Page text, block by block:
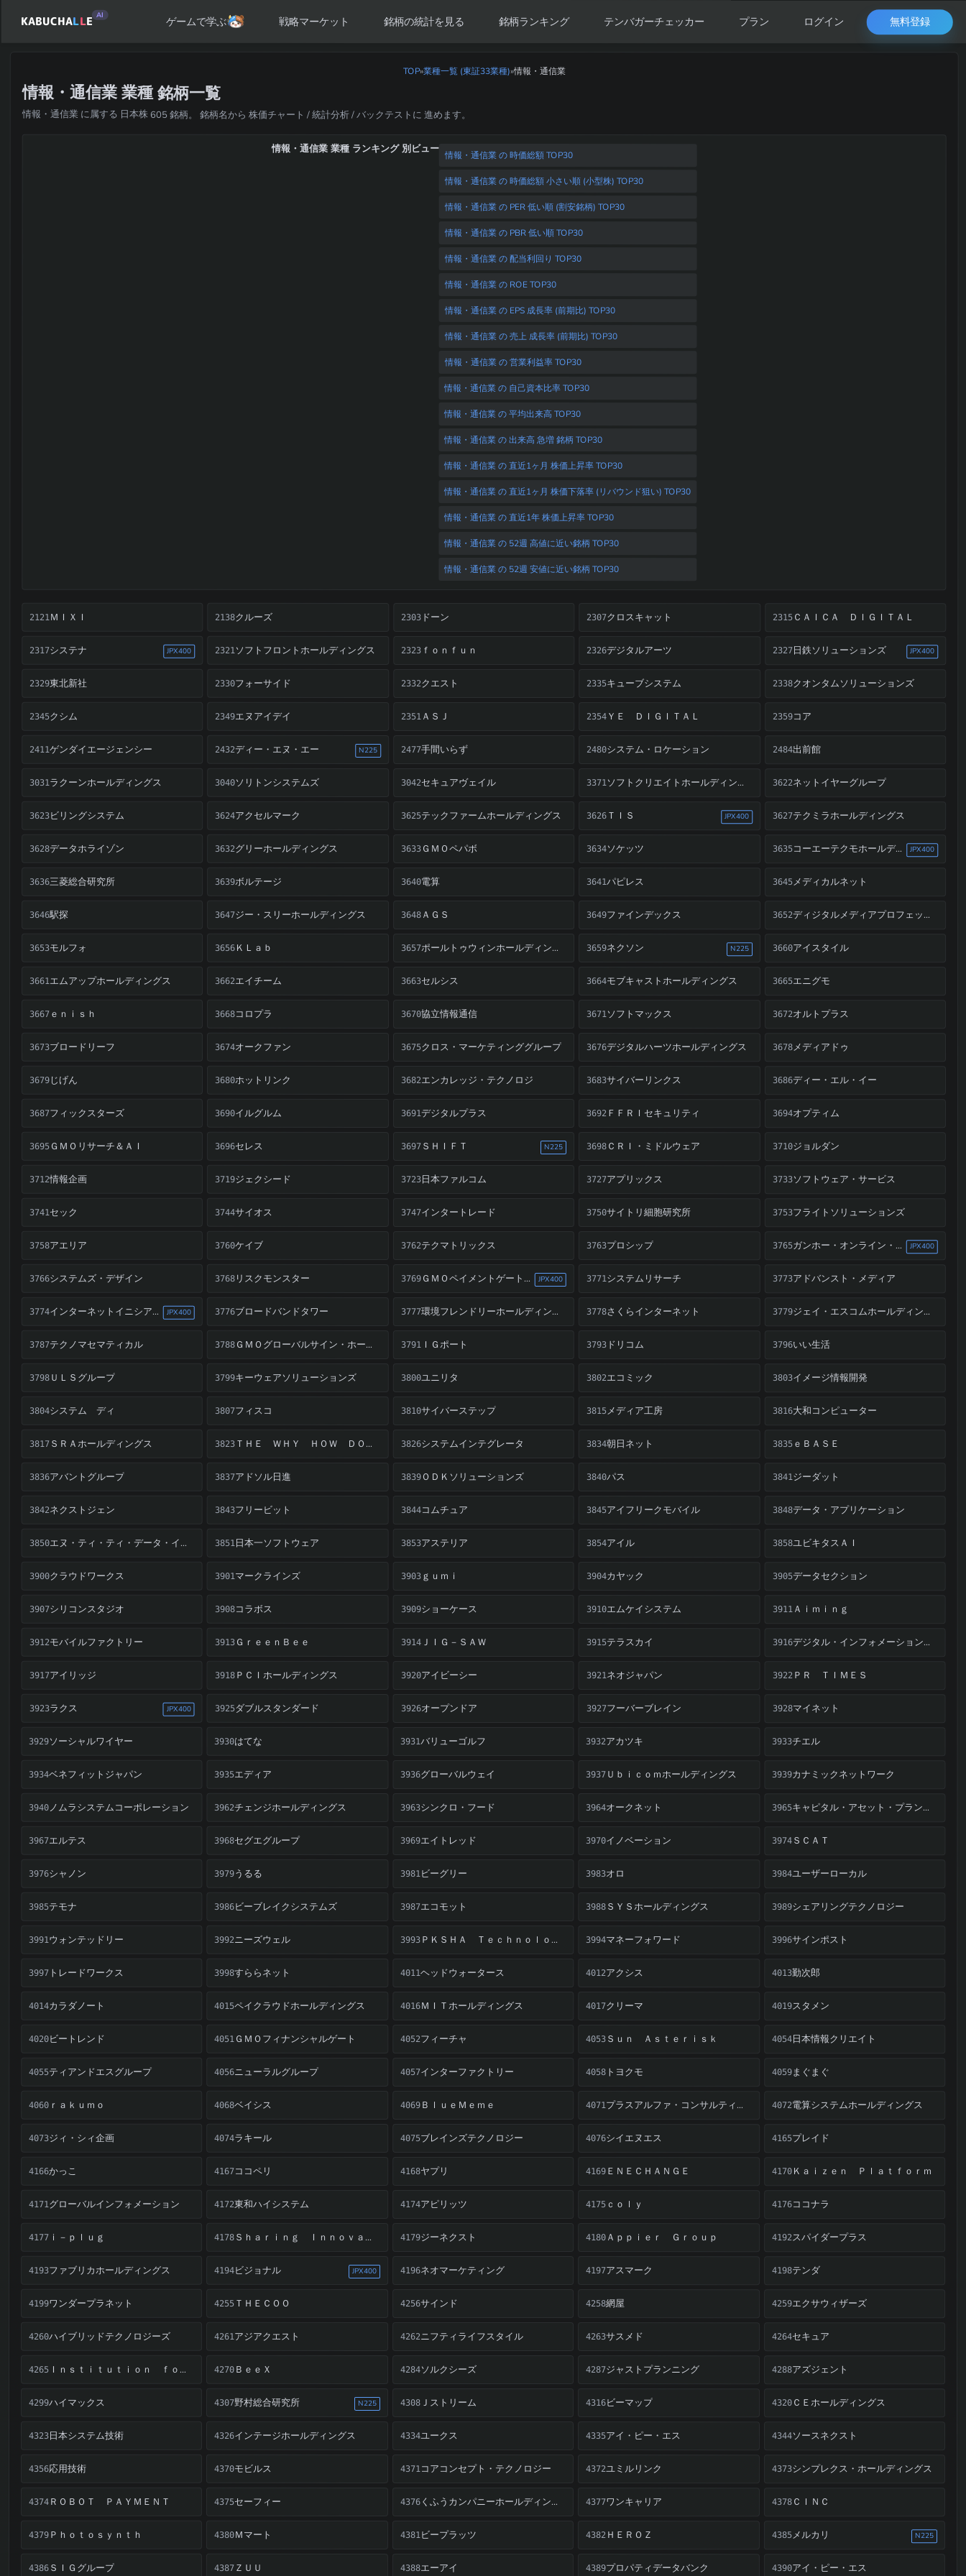
KABUCHALLE AI ゲームで学ぶ 戦略マーケット 銘柄の統計を見る 銘柄ランキング テンバガーチェッカー プラン ログイン 無料登録
TOP»業種一覧 (東証33業種)»情報・通信業
情報・通信業 業種 銘柄一覧
情報・通信業 に属する 日本株 605 銘柄。 銘柄名から 株価チャート / 統計分析 / バックテストに 進めます。
情報・通信業 業種 ランキング 別ビュー 情報・通信業 の 時価総額 TOP30
情報・通信業 の 時価総額 小さい順 (小型株) TOP30
情報・通信業 の PER 低い順 (割安銘柄) TOP30
情報・通信業 の PBR 低い順 TOP30
情報・通信業 の 配当利回り TOP30
情報・通信業 の ROE TOP30
情報・通信業 の EPS 成長率 (前期比) TOP30
情報・通信業 の 売上 成長率 (前期比) TOP30
情報・通信業 の 営業利益率 TOP30
情報・通信業 の 自己資本比率 TOP30
情報・通信業 の 平均出来高 TOP30
情報・通信業 の 出来高 急増 銘柄 TOP30
情報・通信業 の 直近1ヶ月 株価上昇率 TOP30
情報・通信業 の 直近1ヶ月 株価下落率 (リバウンド狙い) TOP30
情報・通信業 の 直近1年 株価上昇率 TOP30
情報・通信業 の 52週 高値に近い銘柄 TOP30
情報・通信業 の 52週 安値に近い銘柄 TOP30
2121 ＭＩＸＩ 2138クルーズ 2303 ドーン 2307クロスキャット 2315ＣＡＩＣＡ ＤＩＧＩＴＡＬ
2317システナ JPX400 2321ソフトフロントホールディングス 2323 ｆｏｎｆｕｎ 2326デジタルアーツ 2327日鉄ソリューションズ JPX400
2329東北新社 2330フォーサイド 2332クエスト 2335キューブシステム 2338クオンタムソリューションズ
2345クシム 2349エヌアイデイ 2351 ＡＳＪ 2354 ＹＥ ＤＩＧＩＴＡＬ 2359コア
2411ゲンダイエージェンシー 2432ディー・エヌ・エー N225 2477手間いらず 2480システム・ロケーション 2484出前館
3031 ラクーンホールディングス 3040ソリトンシステムズ 3042セキュアヴェイル 3371 ソフトクリエイトホールディングス 3622ネットイヤーグループ
3623ビリングシステム 3624アクセルマーク 3625テックファームホールディングス 3626 ＴＩＳ JPX400 3627テクミラホールディングス
3628データホライゾン 3632グリーホールディングス 3633ＧＭＯペパボ 3634ソケッツ 3635 コーエーテクモホールディングス JPX400
3636三菱総合研究所 3639ボルテージ 3640電算 3641パピレス 3645メディカルネット
3646駅探 3647ジー・スリーホールディングス 3648ＡＧＳ 3649ファインデックス 3652 ディジタルメディアプロフェッショナル
3653モルフォ 3656 ＫＬａｂ 3657 ポールトゥウィンホールディングス 3659ネクソン N225 3660アイスタイル
3661 エムアップホールディングス 3662エイチーム 3663セルシス 3664モブキャストホールディングス 3665エニグモ
3667 ｅｎｉｓｈ 3668コロプラ 3670協立情報通信 3671ソフトマックス 3672オルトプラス
3673ブロードリーフ 3674オークファン 3675クロス・マーケティンググループ 3676デジタルハーツホールディングス 3678メディアドゥ
3679じげん 3680ホットリンク 3682エンカレッジ・テクノロジ 3683サイバーリンクス 3686ディー・エル・イー
3687フィックスターズ 3690イルグルム 3691デジタルプラス 3692 ＦＦＲＩセキュリティ 3694オプティム
3695ＧＭＯリサーチ＆ＡＩ 3696セレス 3697ＳＨＩＦＴ N225 3698 ＣＲＩ・ミドルウェア 3710ジョルダン
3712情報企画 3719ジェクシード 3723日本ファルコム 3727アプリックス 3733ソフトウェア・サービス
3741セック 3744サイオス 3747インタートレード 3750サイトリ細胞研究所 3753フライトソリューションズ
3758アエリア 3760ケイブ 3762テクマトリックス 3763プロシップ 3765 ガンホー・オンライン・エンターテイメント JPX400
3766システムズ・デザイン 3768 リスクモンスター 3769 ＧＭＯペイメントゲートウェイ JPX400 3771システムリサーチ 3773アドバンスト・メディア
3774 インターネットイニシアティブ JPX400 3776ブロードバンドタワー 3777 環境フレンドリーホールディングス 3778さくらインターネット 3779 ジェイ・エスコムホールディングス
3787テクノマセマティカル 3788 ＧＭＯグローバルサイン・ホールディングス 3791ＩＧポート 3793ドリコム 3796いい生活
3798ＵＬＳグループ 3799キーウェアソリューションズ 3800ユニリタ 3802エコミック 3803イメージ情報開発
3804システム ディ 3807フィスコ 3810サイバーステップ 3815メディア工房 3816大和コンピューター
3817ＳＲＡホールディングス 3823 ＴＨＥ ＷＨＹ ＨＯＷ ＤＯ ＣＯＭＰＡＮＹ 3826システムインテグレータ 3834朝日ネット 3835ｅＢＡＳＥ
3836アバントグループ 3837アドソル日進 3839ＯＤＫソリューションズ 3840パス 3841ジーダット
3842ネクストジェン 3843フリービット 3844コムチュア 3845アイフリークモバイル 3848データ・アプリケーション
3850 エヌ・ティ・ティ・データ・イントラマート 3851日本一ソフトウェア 3853アステリア 3854アイル 3858ユビキタスＡＩ
3900クラウドワークス 3901マークラインズ 3903ｇｕｍｉ 3904カヤック 3905データセクション
3907シリコンスタジオ 3908コラボス 3909ショーケース 3910エムケイシステム 3911Ａｉｍｉｎｇ
3912モバイルファクトリー 3913ＧｒｅｅｎＢｅｅ 3914ＪＩＧ－ＳＡＷ 3915テラスカイ 3916 デジタル・インフォメーション・テクノロジー
3917アイリッジ 3918ＰＣＩホールディングス 3920アイビーシー 3921ネオジャパン 3922ＰＲ ＴＩＭＥＳ
3923ラクス JPX400 3925ダブルスタンダード 3926オープンドア 3927フーバーブレイン 3928マイネット
3929ソーシャルワイヤー 3930はてな 3931バリューゴルフ 3932アカツキ 3933チエル
3934ベネフィットジャパン 3935エディア 3936グローバルウェイ 3937 Ｕｂｉｃｏｍホールディングス 3939カナミックネットワーク
3940ノムラシステムコーポレーション 3962チェンジホールディングス 3963シンクロ・フード 3964オークネット 3965 キャピタル・アセット・プランニング
3967エルテス 3968セグエグループ 3969エイトレッド 3970イノベーション 3974ＳＣＡＴ
3976シャノン 3979うるる 3981ビーグリー 3983オロ 3984ユーザーローカル
3985テモナ 3986ビーブレイクシステムズ 3987エコモット 3988 ＳＹＳホールディングス 3989シェアリングテクノロジー
3991 ウォンテッドリー 3992ニーズウェル 3993 ＰＫＳＨＡ Ｔｅｃｈｎｏｌｏｇｙ 3994マネーフォワード 3996サインポスト
3997 トレードワークス 3998すららネット 4011ヘッドウォータース 4012アクシス 4013勤次郎
4014カラダノート 4015ペイクラウドホールディングス 4016ＭＩＴホールディングス 4017クリーマ 4019スタメン
4020ビートレンド 4051 ＧＭＯフィナンシャルゲート 4052フィーチャ 4053 Ｓｕｎ Ａｓｔｅｒｉｓｋ 4054日本情報クリエイト
4055ティアンドエスグループ 4056ニューラルグループ 4057インターファクトリー 4058 トヨクモ 4059まぐまぐ
4060 ｒａｋｕｍｏ 4068ベイシス 4069 ＢｌｕｅＭｅｍｅ 4071 プラスアルファ・コンサルティング 4072電算システムホールディングス
4073ジィ・シィ企画 4074ラキール 4075ブレインズテクノロジー 4076シイエヌエス 4165プレイド
4166かっこ 4167ココペリ 4168ヤプリ 4169 ＥＮＥＣＨＡＮＧＥ 4170Ｋａｉｚｅｎ Ｐｌａｔｆｏｒｍ
4171 グローバルインフォメーション 4172東和ハイシステム 4174アピリッツ 4175 ｃｏｌｙ 4176ココナラ
4177 ｉ－ｐｌｕｇ 4178 Ｓｈａｒｉｎｇ Ｉｎｎｏｖａｔｉｏｎｓ 4179ジーネクスト 4180 Ａｐｐｉｅｒ Ｇｒｏｕｐ 4192スパイダープラス
4193ファブリカホールディングス 4194ビジョナル JPX400 4196ネオマーケティング 4197アスマーク 4198テンダ
4199ワンダープラネット 4255 ＴＨＥＣＯＯ 4256サインド 4258網屋 4259エクサウィザーズ
4260ハイブリッドテクノロジーズ 4261アジアクエスト 4262ニフティライフスタイル 4263サスメド 4264セキュア
4265 Ｉｎｓｔｉｔｕｔｉｏｎ ｆｏｒ ａ Ｇｌｏｂａｌ Ｓｏｃｉｅｔｙ 4270 ＢｅｅＸ 4284ソルクシーズ 4287ジャストプランニング 4288アズジェント
4299ハイマックス 4307野村総合研究所 N225 4308Ｊストリーム 4316ビーマップ 4320ＣＥホールディングス
4323日本システム技術 4326インテージホールディングス 4334ユークス 4335アイ・ピー・エス 4344ソースネクスト
4356応用技術 4370モビルス 4371コアコンセプト・テクノロジー 4372ユミルリンク 4373シンプレクス・ホールディングス
4374ＲＯＢＯＴ ＰＡＹＭＥＮＴ 4375セーフィー 4376 くふうカンパニーホールディングス 4377ワンキャリア 4378ＣＩＮＣ
4379Ｐｈｏｔｏｓｙｎｔｈ 4380Ｍマート 4381ビープラッツ 4382 ＨＥＲＯＺ 4385メルカリ N225
4386ＳＩＧグループ 4387 ＺＵＵ 4388エーアイ 4389プロパティデータバンク 4390アイ・ピー・エス